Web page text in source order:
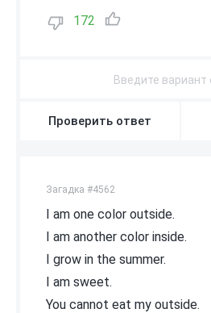
172
Проверить ответ
Загадка #4562
I am one color outside.
I am another color inside.
I grow in the summer.
I am sweet.
You cannot eat my outside.